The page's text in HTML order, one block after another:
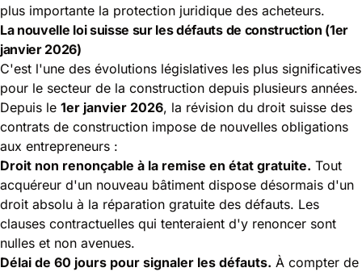
plus importante la protection juridique des acheteurs.
La nouvelle loi suisse sur les défauts de construction (1er
janvier 2026)
C'est l'une des évolutions législatives les plus significatives
pour le secteur de la construction depuis plusieurs années.
Depuis le 1er janvier 2026, la révision du droit suisse des
contrats de construction impose de nouvelles obligations
aux entrepreneurs :
Droit non renonçable à la remise en état gratuite. Tout
acquéreur d'un nouveau bâtiment dispose désormais d'un
droit absolu à la réparation gratuite des défauts. Les
clauses contractuelles qui tenteraient d'y renoncer sont
nulles et non avenues.
Délai de 60 jours pour signaler les défauts. À compter de